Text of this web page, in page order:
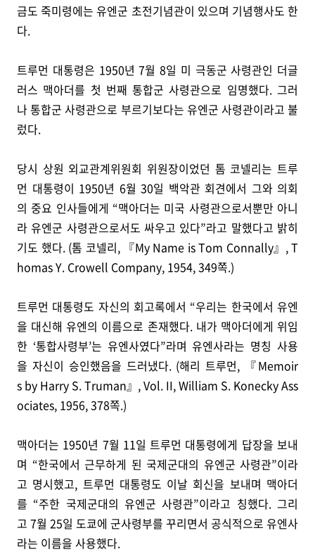
금도 죽미령에는 유엔군 초전기념관이 있으며 기념행사도 한
다.
트루먼 대통령은 1950년 7월 8일 미 극동군 사령관인 더글
러스 맥아더를 첫 번째 통합군 사령관으로 임명했다. 그러
나 통합군 사령관으로 부르기보다는 유엔군 사령관이라고 불
렀다.
당시 상원 외교관계위원회 위원장이었던 톰 코넬리는 트루
먼 대통령이 1950년 6월 30일 백악관 회견에서 그와 의회
의 중요 인사들에게 “맥아더는 미국 사령관으로서뿐만 아니
라 유엔군 사령관으로서도 싸우고 있다”라고 말했다고 밝히
기도 했다. (톰 코넬리, 『My Name is Tom Connally』, T
homas Y. Crowell Company, 1954, 349쪽.)
트루먼 대통령도 자신의 회고록에서 “우리는 한국에서 유엔
을 대신해 유엔의 이름으로 존재했다. 내가 맥아더에게 위임
한 ‘통합사령부’는 유엔사였다”라며 유엔사라는 명칭 사용
을 자신이 승인했음을 드러냈다. (해리 트루먼, 『Memoir
s by Harry S. Truman』, Vol. II, William S. Konecky Ass
ociates, 1956, 378쪽.)
맥아더는 1950년 7월 11일 트루먼 대통령에게 답장을 보내
며 “한국에서 근무하게 된 국제군대의 유엔군 사령관”이라
고 명시했고, 트루먼 대통령도 이날 회신을 보내며 맥아더
를 “주한 국제군대의 유엔군 사령관”이라고 칭했다. 그리
고 7월 25일 도쿄에 군사령부를 꾸리면서 공식적으로 유엔사
라는 이름을 사용했다.